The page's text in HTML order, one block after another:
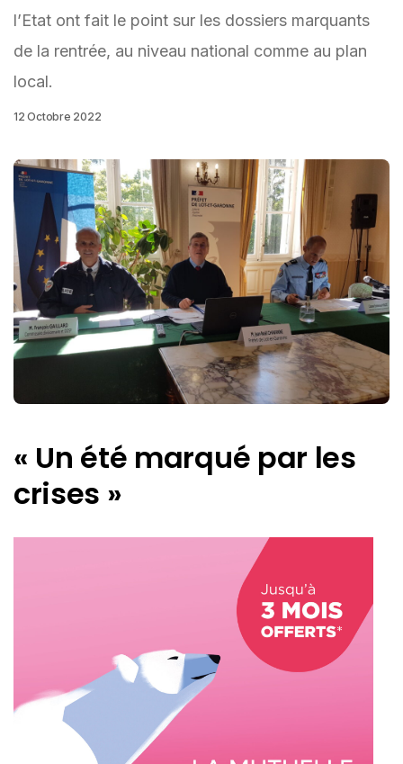
l’Etat ont fait le point sur les dossiers marquants
de la rentrée, au niveau national comme au plan
local.
12 Octobre 2022
« Un été marqué par les
crises »